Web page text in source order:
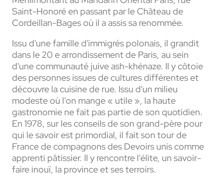
Saint-Honoré en passant par le Château de
Cordeillan-Bages où il a assis sa renommée.
Issu d'une famille d'immigrés polonais, il grandit
dans le 20 e arrondissement de Paris, au sein
d'une communauté juive ash-khénaze. Il y côtoie
des personnes issues de cultures différentes et
découvre la cuisine de rue. Issu d'un milieu
modeste où l'on mange « utile », la haute
gastronomie ne fait pas partie de son quotidien.
En 1978, sur les conseils de son grand-père pour
qui le savoir est primordial, il fait son tour de
France de compagnons des Devoirs unis comme
apprenti pâtissier. Il y rencontre l'élite, un savoir-
faire inouï, la province et ses terroirs.